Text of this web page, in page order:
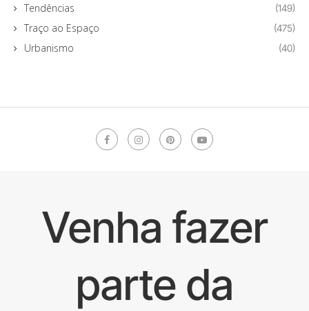
Tendências (149)
Traço ao Espaço (475)
Urbanismo (40)
Venha fazer
parte da